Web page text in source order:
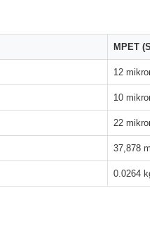
MPET
12
10
22
37,878
0.0264